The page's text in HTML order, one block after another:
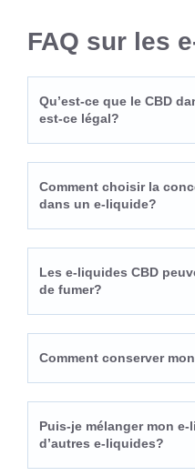
FAQ sur les
Qu’est-ce que le CBD
est-ce légal?
Comment choisir la
dans un e-liquide?
Les e-liquides CBD
de fumer?
Comment conserver
Puis-je mélanger mon e-
d’autres e-liquides?